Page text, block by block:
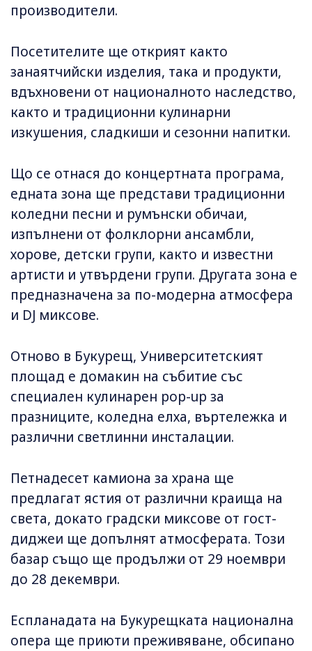
производители.
Посетителите ще открият както
занаятчийски изделия, така и продукти,
вдъхновени от националното наследство,
както и традиционни кулинарни
изкушения, сладкиши и сезонни напитки.
Що се отнася до концертната програма,
едната зона ще представи традиционни
коледни песни и румънски обичаи,
изпълнени от фолклорни ансамбли,
хорове, детски групи, както и известни
артисти и утвърдени групи. Другата зона е
предназначена за по-модерна атмосфера
и DJ миксове.
Отново в Букурещ, Университетският
площад е домакин на събитие със
специален кулинарен pop-up за
празниците, коледна елха, въртележка и
различни светлинни инсталации.
Петнадесет камиона за храна ще
предлагат ястия от различни краища на
света, докато градски миксове от гост-
диджеи ще допълнят атмосферата. Този
базар също ще продължи от 29 ноември
до 28 декември.
Еспланадата на Букурещката национална
опера ще приюти преживяване, обсипано